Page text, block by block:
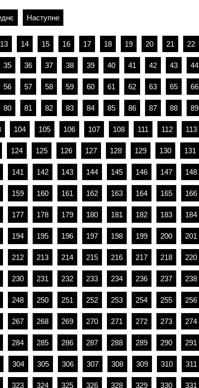
Наступне
13 14 15 16 17 18 19 20 21 22
35 36 37 38 39 40 41 42 43 44
56 57 58 59 60 61 62 63 65 66
80 81 82 83 84 85 86 87 88 89
104 105 106 107 108 111 112 113
124 125 126 127 128 129 130 131
141 142 143 144 145 146 147 148
159 160 161 162 163 164 165 166
177 178 179 180 181 182 183 184
194 195 196 197 198 199 200 201
212 213 214 215 216 217 218 220
230 231 232 233 234 236 237 238
248 250 251 252 253 254 255 256
267 268 269 270 271 272 273 274
284 285 286 287 288 289 290 291
304 305 306 307 308 309 310 311
323 324 325 326 328 329 330 331